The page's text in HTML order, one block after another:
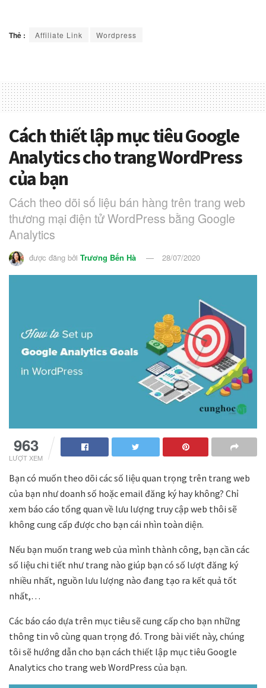
Thẻ : Affiliate Link Wordpress
Cách thiết lập mục tiêu Google
Analytics cho trang WordPress
của bạn
Cách theo dõi số liệu bán hàng trên trang web
thương mại điện tử WordPress bằng Google
Analytics
được đăng bởi Trương Bến Hà 28/07/2020
963
LƯỢT XEM
Bạn có muốn theo dõi các số liệu quan trọng trên trang web
của bạn như doanh số hoặc email đăng ký hay không? Chỉ
xem báo cáo tổng quan về lưu lượng truy cập web thôi sẽ
không cung cấp được cho bạn cái nhìn toàn diện.
Nếu bạn muốn trang web của mình thành công, bạn cần các
số liệu chi tiết như trang nào giúp bạn có số lượt đăng ký
nhiều nhất, nguồn lưu lượng nào đang tạo ra kết quả tốt
nhất,…
Các báo cáo dựa trên mục tiêu sẽ cung cấp cho bạn những
thông tin vô cùng quan trọng đó. Trong bài viết này, chúng
tôi sẽ hướng dẫn cho bạn cách thiết lập mục tiêu Google
Analytics cho trang web WordPress của bạn.